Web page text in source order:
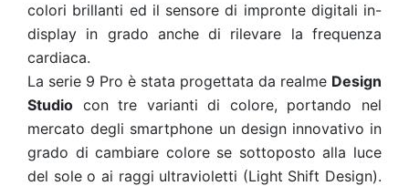
colori brillanti ed il sensore di impronte digitali in-
display in grado anche di rilevare la frequenza
cardiaca.
La serie 9 Pro è stata progettata da realme Design
Studio con tre varianti di colore, portando nel
mercato degli smartphone un design innovativo in
grado di cambiare colore se sottoposto alla luce
del sole o ai raggi ultravioletti (Light Shift Design).